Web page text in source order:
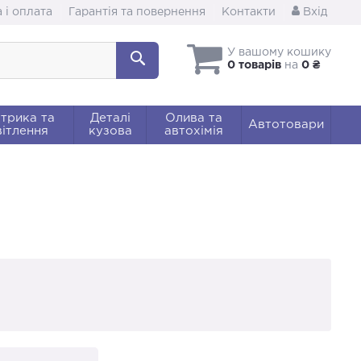
і оплата Гарантія та повернення Контакти Вхід
У вашому кошику
0 товарів на 0 ₴
та
Деталі
кузова
Олива та
автохімія
Автотовари